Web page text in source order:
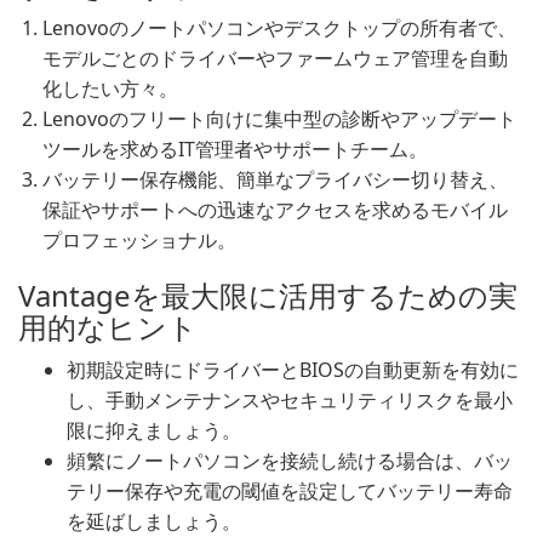
Lenovoのノートパソコンやデスクトップの所有者で、
モデルごとのドライバーやファームウェア管理を自動
化したい方々。
Lenovoのフリート向けに集中型の診断やアップデート
ツールを求めるIT管理者やサポートチーム。
バッテリー保存機能、簡単なプライバシー切り替え、
保証やサポートへの迅速なアクセスを求めるモバイル
プロフェッショナル。
Vantageを最大限に活用するための実
用的なヒント
初期設定時にドライバーとBIOSの自動更新を有効に
し、手動メンテナンスやセキュリティリスクを最小
限に抑えましょう。
頻繁にノートパソコンを接続し続ける場合は、バッ
テリー保存や充電の閾値を設定してバッテリー寿命
を延ばしましょう。